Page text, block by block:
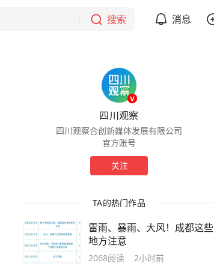
搜索 消息
四川观察
四川观察合创新媒体发展有限公司
官方账号
关注
TA的热门作品
雷雨、暴雨、大风！成都这些
地方注意
2068阅读 2小时前